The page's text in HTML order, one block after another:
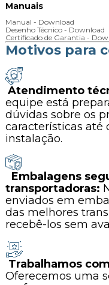
Manuais
Manual - Download
Desenho Técnico - Download
Certificado de Garantia -
Motivos para
Atendimento
equipe está
dúvidas sobre os
características até
instalação.
Embalagens
transportadoras:
enviados em
das melhores
recebê-los sem
Trabalhamos
Oferecemos uma